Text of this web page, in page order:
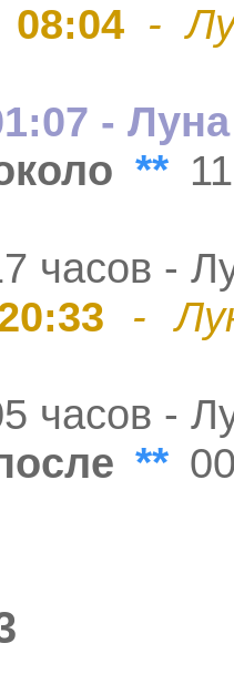
08:04-
-
**11
часов -
-
часов -
**